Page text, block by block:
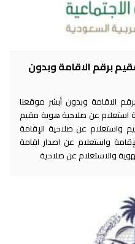
برقم الاقامة وبدون
الاقامة وبدون أبشر موقعنا
عن صلاحية هوية مقيم
واستعلام عن صلاحية الإقامة
واستعلام عن اصدار اقامة
والاستعلام عن صلاحية